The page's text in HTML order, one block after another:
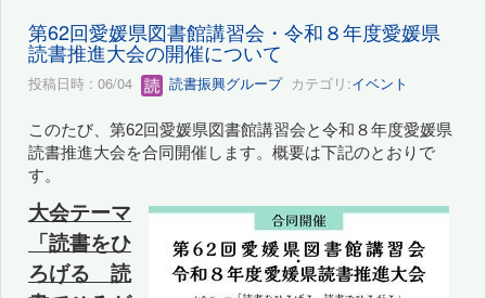
第62回愛媛県図書館講習会・令和８年度愛媛県
読書推進大会の開催について
投稿日時 : 06/04 読書振興グループカテゴリ:イベント
このたび、第62回愛媛県図書館講習会と令和８年度愛媛県
読書推進大会を合同開催します。概要は下記のとおりで
す。
大会テーマ
「読書をひ
ろげる 読